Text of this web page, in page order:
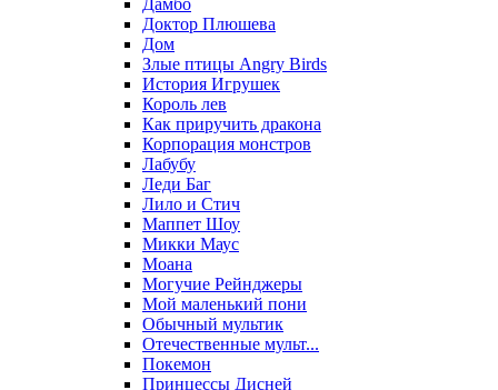
Дамбо
Доктор Плюшева
Дом
Злые птицы Angry Birds
История Игрушек
Король лев
Как приручить дракона
Корпорация монстров
Лабубу
Леди Баг
Лило и Стич
Маппет Шоу
Микки Маус
Моана
Могучие Рейнджеры
Мой маленький пони
Обычный мультик
Отечественные мульт...
Покемон
Принцессы Дисней